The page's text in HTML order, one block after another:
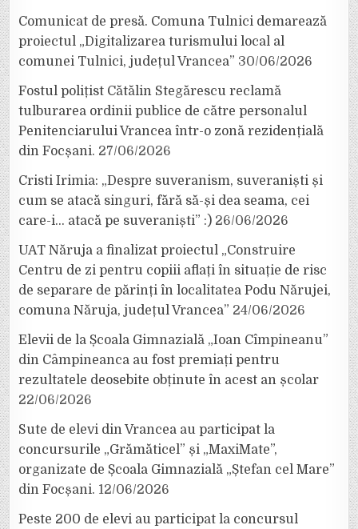
Comunicat de presă. Comuna Tulnici demarează
proiectul „Digitalizarea turismului local al
comunei Tulnici, județul Vrancea” 30/06/2026
Fostul polițist Cătălin Stegărescu reclamă
tulburarea ordinii publice de către personalul
Penitenciarului Vrancea într-o zonă rezidențială
din Focșani. 27/06/2026
Cristi Irimia: „Despre suveranism, suveraniști și
cum se atacă singuri, fără să-și dea seama, cei
care-i… atacă pe suveraniști” :) 26/06/2026
UAT Năruja a finalizat proiectul „Construire
Centru de zi pentru copiii aflați în situație de risc
de separare de părinți în localitatea Podu Nărujei,
comuna Năruja, județul Vrancea” 24/06/2026
Elevii de la Școala Gimnazială „Ioan Cîmpineanu”
din Câmpineanca au fost premiați pentru
rezultatele deosebite obținute în acest an școlar
22/06/2026
Sute de elevi din Vrancea au participat la
concursurile „Grămăticel” și „MaxiMate”,
organizate de Școala Gimnazială „Ștefan cel Mare”
din Focșani. 12/06/2026
Peste 200 de elevi au participat la concursul